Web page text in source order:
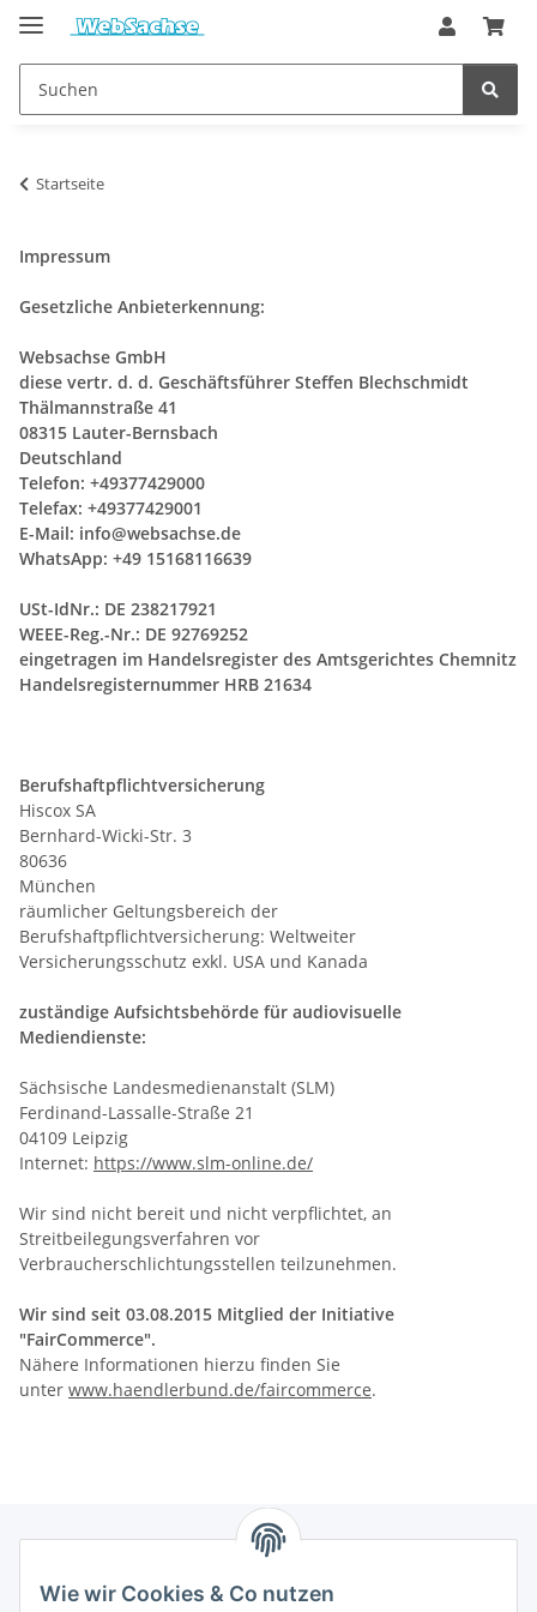
Wie wir Cookies & Co nutzen
Startseite
Impressum
Gesetzliche Anbieterkennung:
Websachse GmbH
diese vertr. d. d. Geschäftsführer Steffen Blechschmidt
Thälmannstraße 41
08315 Lauter-Bernsbach
Deutschland
Telefon: +49377429000
Telefax: +49377429001
E-Mail: info@websachse.de
WhatsApp: +49 15168116639
USt-IdNr.: DE 238217921
WEEE-Reg.-Nr.: DE 92769252
eingetragen im Handelsregister des Amtsgerichtes Chemnitz
Handelsregisternummer HRB 21634
Berufshaftpflichtversicherung
Hiscox SA
Bernhard-Wicki-Str. 3
80636
München
räumlicher Geltungsbereich der
Berufshaftpflichtversicherung: Weltweiter
Versicherungsschutz exkl. USA und Kanada
zuständige Aufsichtsbehörde für audiovisuelle
Mediendienste:
Sächsische Landesmedienanstalt (SLM)
Ferdinand-Lassalle-Straße 21
04109 Leipzig
Internet: https://www.slm-online.de/
Wir sind nicht bereit und nicht verpflichtet, an
Streitbeilegungsverfahren vor
Verbraucherschlichtungsstellen teilzunehmen.
Wir sind seit 03.08.2015 Mitglied der Initiative
"FairCommerce".
Nähere Informationen hierzu finden Sie
unter www.haendlerbund.de/faircommerce.
Zahlungsmöglichkeiten